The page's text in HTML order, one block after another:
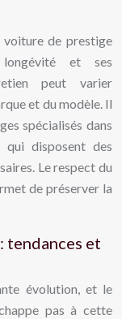
voiture de prestige
et ses
peut varier
et du modèle. Il
spécialisés dans
qui disposent des
Le respect du
de préserver la
tendances et
évolution, et le
pas à cette